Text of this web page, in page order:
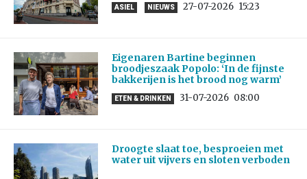
ASIEL NIEUWS 27-07-2026 15:23
Eigenaren Bartine beginnen
broodjeszaak Popolo: ‘In de fijnste
bakkerijen is het brood nog warm’
ETEN & DRINKEN 31-07-2026 08:00
Droogte slaat toe, besproeien met
water uit vijvers en sloten verboden